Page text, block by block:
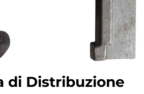
di Distribuzione